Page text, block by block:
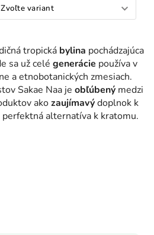
tropická bylina pochádzajúca
sa už celé generácie používa v
a etnobotanických zmesiach.
Sakae Naa je obľúbený medzi
akozaujímavýdoplnok k
alternatíva k kratomu.